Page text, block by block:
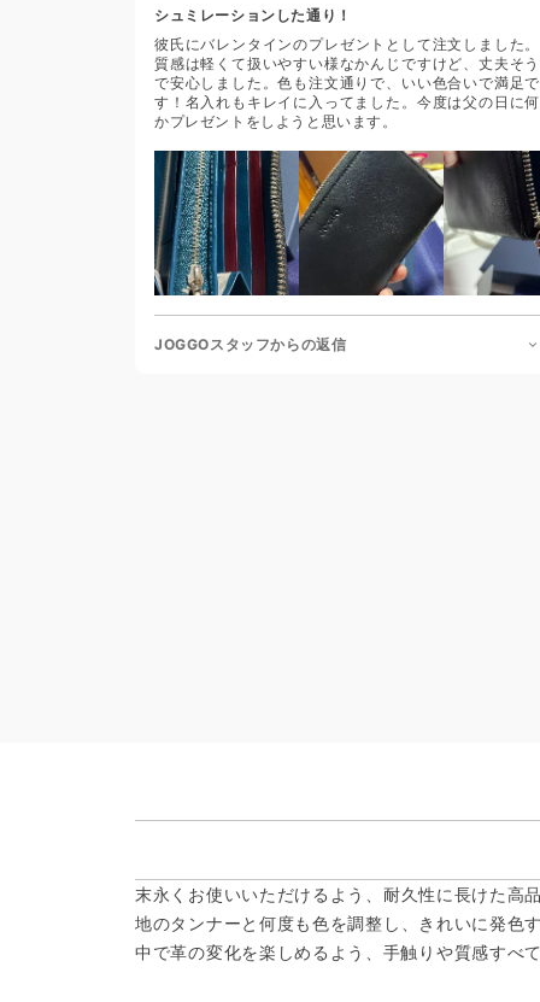
シュミレーションした通り！
彼氏にバレンタインのプレゼントとして注文しました。
質感は軽くて扱いやすい様なかんじですけど、丈夫そう
で安心しました。色も注文通りで、いい色合いで満足で
す！名入れもキレイに入ってました。今度は父の日に何
かプレゼントをしようと思います。
JOGGOスタッフからの返信
末永くお使いいただけるよう、耐久性に長けた高
地のタンナーと何度も色を調整し、きれいに発色
中で革の変化を楽しめるよう、手触りや質感すべ